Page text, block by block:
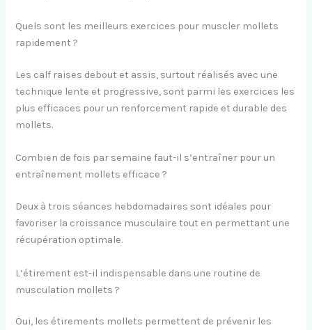
Quels sont les meilleurs exercices pour muscler mollets
rapidement ?
Les calf raises debout et assis, surtout réalisés avec une
technique lente et progressive, sont parmi les exercices les
plus efficaces pour un renforcement rapide et durable des
mollets.
Combien de fois par semaine faut-il s’entraîner pour un
entraînement mollets efficace ?
Deux à trois séances hebdomadaires sont idéales pour
favoriser la croissance musculaire tout en permettant une
récupération optimale.
L’étirement est-il indispensable dans une routine de
musculation mollets ?
Oui, les étirements mollets permettent de prévenir les